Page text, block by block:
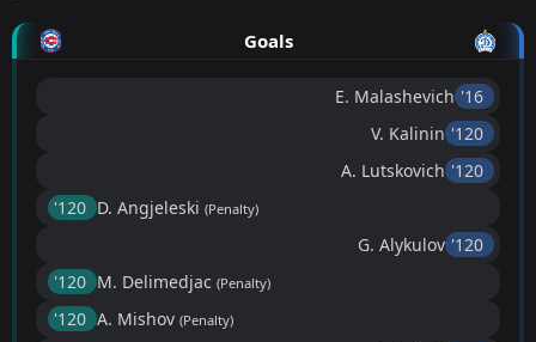
Goals
E. Malashevich '16 ︎
V. Kalinin '120 ︎
A. Lutskovich '120 ︎
'120 ︎ D. Angjeleski (Penalty)
G. Alykulov '120 ︎
'120 ︎ M. Delimedjac (Penalty)
'120 ︎ A. Mishov (Penalty)